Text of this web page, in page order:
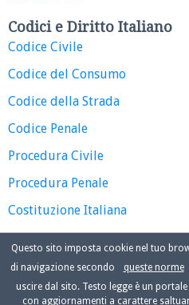
Codici e Diritto Italiano
Codice Civile
Codice del Consumo
Codice della Strada
Codice Penale
Procedura Civile
Procedura Penale
Costituzione Italiana
Questo sito imposta cookie nel tuo
di navigazione secondo
queste norme
uscire dal sito. Testo legge è un
con aggiornamenti a carattere